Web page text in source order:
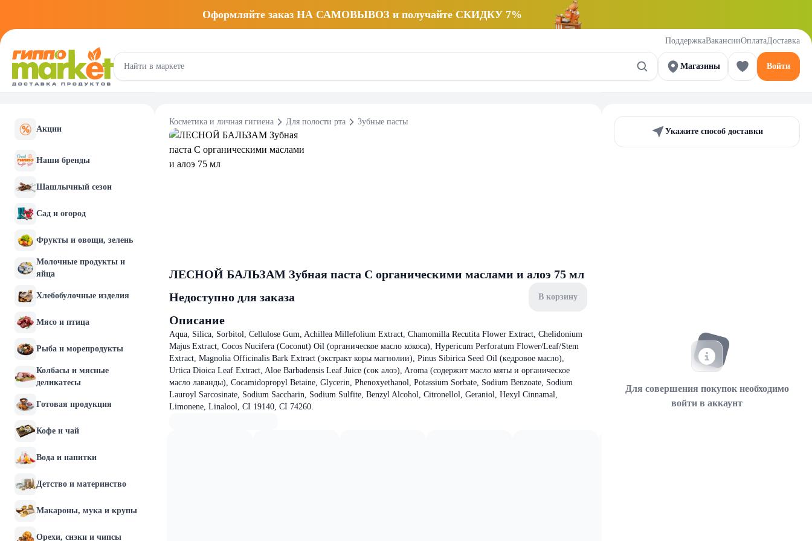
Оформляйте заказ НА САМОВЫВОЗ и получайте СКИДКУ 7%
ПоддержкаВакансииОплатаДоставка
Магазины Войти
Акции
Наши бренды
Шашлычный сезон
Сад и огород
Фрукты и овощи, зелень
Молочные продукты и
яйца
Хлебобулочные изделия
Мясо и птица
Рыба и морепродукты
Колбасы и мясные
деликатесы
Готовая продукция
Кофе и чай
Вода и напитки
Детство и материнство
Макароны, мука и крупы
Орехи, снэки и чипсы
Косметика и личная гигиена Для полости рта Зубные пасты
ЛЕСНОЙ БАЛЬЗАМ Зубная паста С органическими маслами и алоэ 75 мл
Недоступно для заказа
В корзину
Описание
Aqua, Silica, Sorbitol, Cellulose Gum, Achillea Millefolium Extract, Chamomilla Recutita Flower Extract, Chelidonium
Majus Extract, Cocos Nucifera (Coconut) Oil (органическое масло кокоса), Hypericum Perforatum Flower/Leaf/Stem
Extract, Magnolia Officinalis Bark Extract (экстракт коры магнолии), Pinus Sibirica Seed Oil (кедровое масло),
Urtica Dioica Leaf Extract, Aloe Barbadensis Leaf Juice (сок алоэ), Aroma (содержит масло мяты и органическое
масло лаванды), Cocamidopropyl Betaine, Glycerin, Phenoxyethanol, Potassium Sorbate, Sodium Benzoate, Sodium
Lauroyl Sarcosinate, Sodium Saccharin, Sodium Sulfite, Benzyl Alcohol, Citronellol, Geraniol, Hexyl Cinnamal,
Limonene, Linalool, CI 19140, CI 74260.
Укажите способ доставки
Для совершения покупок необходимо
войти в аккаунт